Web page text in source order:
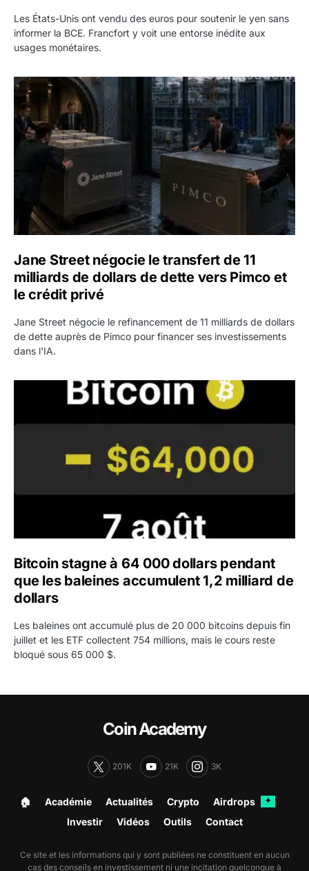
Les États-Unis ont vendu des euros pour soutenir le yen sans
informer la BCE. Francfort y voit une entorse inédite aux
usages monétaires.
Jane Street négocie le transfert de 11 milliards de
Jane Street négocie le transfert de 11
milliards de dollars de dette vers Pimco et
le crédit privé
Jane Street négocie le refinancement de 11 milliards de dollars
de dette auprès de Pimco pour financer ses investissements
dans l'IA.
Bitcoin stagne à 64 000 dollars pendant que les
Bitcoin stagne à 64 000 dollars pendant
que les baleines accumulent 1,2 milliard de
dollars
Les baleines ont accumulé plus de 20 000 bitcoins depuis fin
juillet et les ETF collectent 754 millions, mais le cours reste
bloqué sous 65 000 $.
Coin Academy
201K 21K 3K
🏠︎ Académie Actualités Crypto Airdrops ✦
Investir Vidéos Outils Contact
Ce site et les informations qui y sont publiées ne constituent en aucun
cas des conseils en investissement ni une incitation quelconque à